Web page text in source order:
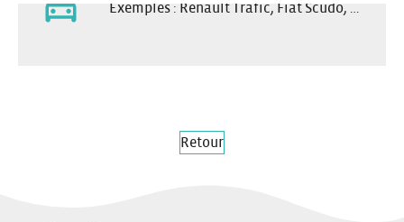
Exemples : Renault Trafic, Fiat Scudo, …
Retour